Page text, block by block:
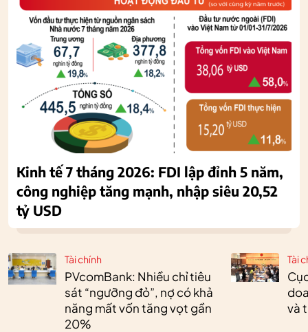
Tài chính
PVcomBank: Nhiều chỉ tiêu
sát “ngưỡng đỏ”, nợ có khả
năng mất vốn tăng vọt gần
20%
Tài
và
Kinh tế 7 tháng 2026: FDI lập đỉnh 5 năm,
công nghiệp tăng mạnh, nhập siêu 20,52
tỷ USD